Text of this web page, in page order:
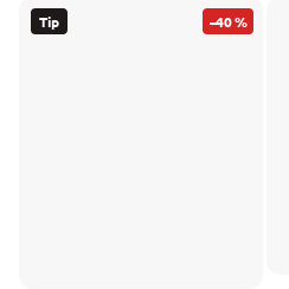
Tip –40 %